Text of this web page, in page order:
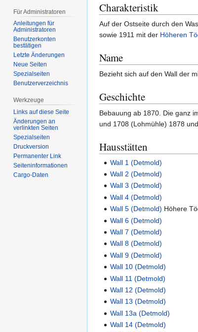
Charakteristik
Auf der Ostseite durch den
sowie 1911 mit der Höheren
Name
Bezieht sich auf den Wall der
Geschichte
Bebauung ab 1870. Die ganz
und 1708 (Lohmühle) 1878
Hausstätten
Wall 1 (Detmold)
Wall 2 (Detmold)
Wall 3 (Detmold)
Wall 4 (Detmold)
Wall 5 (Detmold) Höhere
Wall 6 (Detmold)
Wall 7 (Detmold)
Wall 8 (Detmold)
Wall 9 (Detmold)
Wall 10 (Detmold)
Wall 11 (Detmold)
Wall 12 (Detmold)
Wall 13 (Detmold)
Wall 13a (Detmold)
Wall 14 (Detmold)
Für Administratoren
Anleitungen für
Administratoren
Benutzerkonten
bestätigen
Letzte Änderungen
Neue Seiten
Spezialseiten
Benutzerverzeichnis
Werkzeuge
Links auf diese Seite
Änderungen an
verlinkten Seiten
Spezialseiten
Druckversion
Permanenter Link
Seiten­­informationen
Cargo-Daten